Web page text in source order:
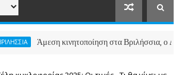
Άμεση κινητοποίηση στα Βριλήσσια, ο Δήμος